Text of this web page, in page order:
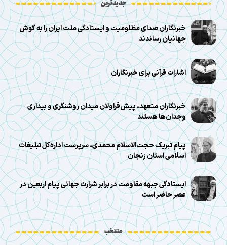
جدیدترین
خبرنگاران صدای مظلومیت و ایستادگی ملت ایران را به گوش
جهانیان رساندند
اشارات قرآنی برای خبرنگاران
خبرنگاران متعهد، پیش‌قراولان میدان روشنگری و بیداری
وجدان‌ها هستند
پیام تبریک حجت‌الاسلام محمدی، سرپرست اداره‌کل تبلیغات
اسلامی استان زنجان
ایستادگی جبهه مقاومت در برابر شرارت جهانی پیام اربعین در
عصر حاضر است
منتخب